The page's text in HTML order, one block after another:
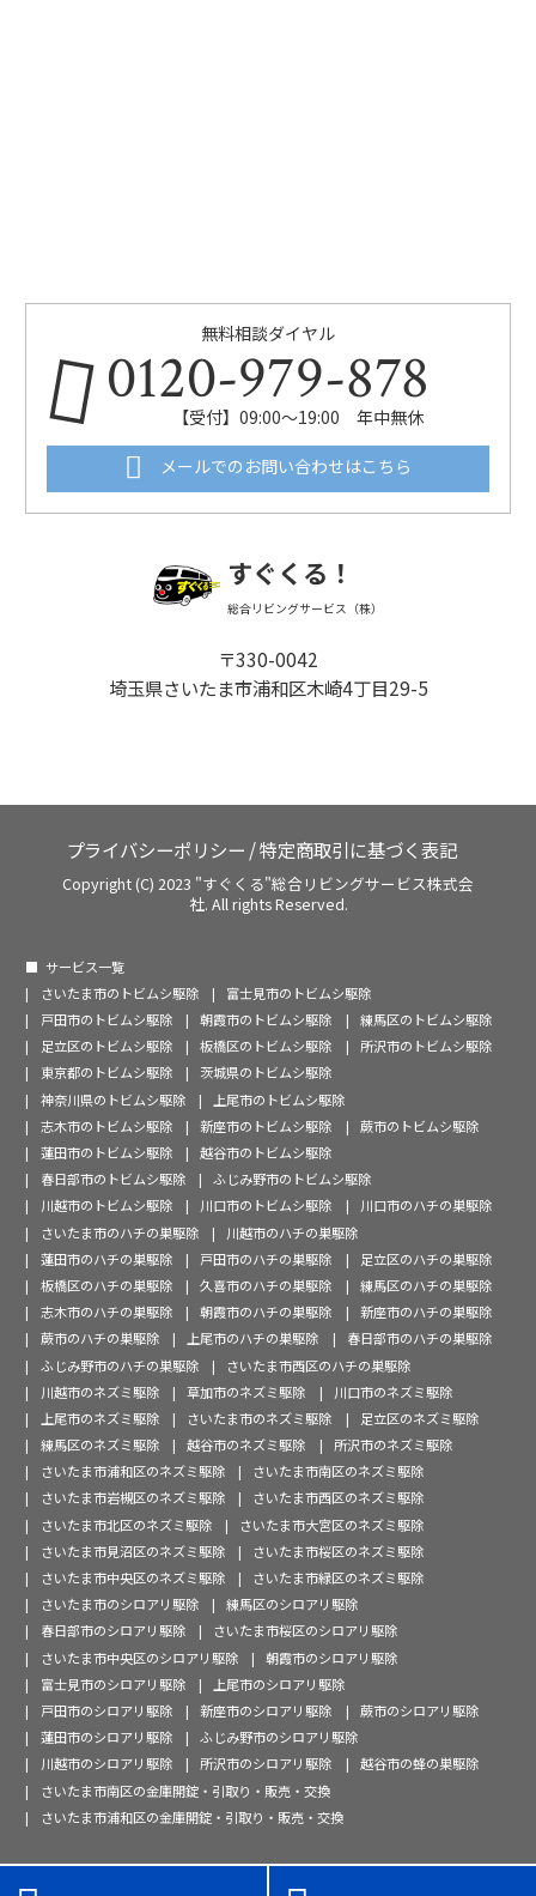
無料相談ダイヤル
0120-979-878
【受付】09:00～19:00 年中無休
メールでのお問い合わせはこちら
すぐくる！
総合リビングサービス（株）
〒330-0042
埼玉県さいたま市浦和区木崎4丁目29-5
プライバシーポリシー /特定商取引に基づく表記
Copyright (C) 2023 "すぐくる"総合リビングサービス株式会
社. All rights Reserved.
サービス一覧
さいたま市のトビムシ駆除
富士見市のトビムシ駆除
戸田市のトビムシ駆除
朝霞市のトビムシ駆除
練馬区のトビムシ駆除
足立区のトビムシ駆除
板橋区のトビムシ駆除
所沢市のトビムシ駆除
東京都のトビムシ駆除
茨城県のトビムシ駆除
神奈川県のトビムシ駆除
上尾市のトビムシ駆除
志木市のトビムシ駆除
新座市のトビムシ駆除
蕨市のトビムシ駆除
蓮田市のトビムシ駆除
越谷市のトビムシ駆除
春日部市のトビムシ駆除
ふじみ野市のトビムシ駆除
川越市のトビムシ駆除
川口市のトビムシ駆除
川口市のハチの巣駆除
さいたま市のハチの巣駆除
川越市のハチの巣駆除
蓮田市のハチの巣駆除
戸田市のハチの巣駆除
足立区のハチの巣駆除
板橋区のハチの巣駆除
久喜市のハチの巣駆除
練馬区のハチの巣駆除
志木市のハチの巣駆除
朝霞市のハチの巣駆除
新座市のハチの巣駆除
蕨市のハチの巣駆除
上尾市のハチの巣駆除
春日部市のハチの巣駆除
ふじみ野市のハチの巣駆除
さいたま市西区のハチの巣駆除
川越市のネズミ駆除
草加市のネズミ駆除
川口市のネズミ駆除
上尾市のネズミ駆除
さいたま市のネズミ駆除
足立区のネズミ駆除
練馬区のネズミ駆除
越谷市のネズミ駆除
所沢市のネズミ駆除
さいたま市浦和区のネズミ駆除
さいたま市南区のネズミ駆除
さいたま市岩槻区のネズミ駆除
さいたま市西区のネズミ駆除
さいたま市北区のネズミ駆除
さいたま市大宮区のネズミ駆除
さいたま市見沼区のネズミ駆除
さいたま市桜区のネズミ駆除
さいたま市中央区のネズミ駆除
さいたま市緑区のネズミ駆除
さいたま市のシロアリ駆除
練馬区のシロアリ駆除
春日部市のシロアリ駆除
さいたま市桜区のシロアリ駆除
さいたま市中央区のシロアリ駆除
朝霞市のシロアリ駆除
富士見市のシロアリ駆除
上尾市のシロアリ駆除
戸田市のシロアリ駆除
新座市のシロアリ駆除
蕨市のシロアリ駆除
蓮田市のシロアリ駆除
ふじみ野市のシロアリ駆除
川越市のシロアリ駆除
所沢市のシロアリ駆除
越谷市の蜂の巣駆除
さいたま市南区の金庫開錠・引取り・販売・交換
さいたま市浦和区の金庫開錠・引取り・販売・交換